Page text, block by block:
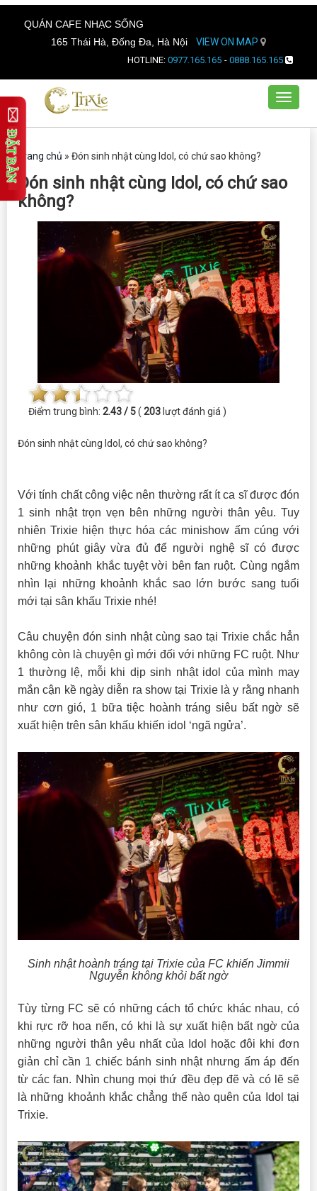
QUÁN CAFE NHẠC SỐNG
165 Thái Hà, Đống Đa, Hà Nội
VIEW ON MAP
HOTLINE: 0977.165.165 - 0888.165.165
Toggle
Trang chủ » Đón sinh nhật cùng Idol, có chứ sao không?
Đón sinh nhật cùng Idol, có chứ sao
không?
Điểm trung bình: 2.43 / 5( 203 lượt đánh giá )
Đón sinh nhật cùng Idol, có chứ sao không?
Với tính chất công việc nên thường rất ít ca sĩ được đón
1 sinh nhật trọn vẹn bên những người thân yêu. Tuy
nhiên Trixie hiện thực hóa các minishow ấm cúng với
những phút giây vừa đủ để người nghệ sĩ có được
những khoảnh khắc tuyệt vời bên fan ruột. Cùng ngắm
nhìn lại những khoảnh khắc sao lớn bước sang tuổi
mới tại sân khấu Trixie nhé!
Câu chuyện đón sinh nhật cùng sao tại Trixie chắc hẳn
không còn là chuyện gì mới đối với những FC ruột. Như
1 thường lệ, mỗi khi dịp sinh nhật idol của mình may
mắn cận kề ngày diễn ra show tại Trixie là y rằng nhanh
như cơn gió, 1 bữa tiệc hoành tráng siêu bất ngờ sẽ
xuất hiện trên sân khấu khiến idol ‘ngã ngửa’.
Sinh nhật hoành tráng tại Trixie của FC khiến Jimmii
Nguyễn không khỏi bất ngờ
Tùy từng FC sẽ có những cách tổ chức khác nhau, có
khi rực rỡ hoa nến, có khi là sự xuất hiện bất ngờ của
những người thân yêu nhất của Idol hoặc đôi khi đơn
giản chỉ cần 1 chiếc bánh sinh nhật nhưng ấm áp đến
từ các fan. Nhìn chung mọi thứ đều đẹp đẽ và có lẽ sẽ
là những khoảnh khắc chẳng thể nào quên của Idol tại
Trixie.